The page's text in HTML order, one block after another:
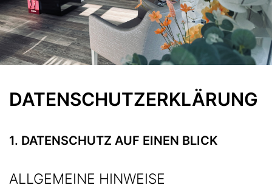
DATENSCHUTZ­ERKLÄRUNG
1. DATENSCHUTZ AUF EINEN BLICK
ALLGEMEINE HINWEISE